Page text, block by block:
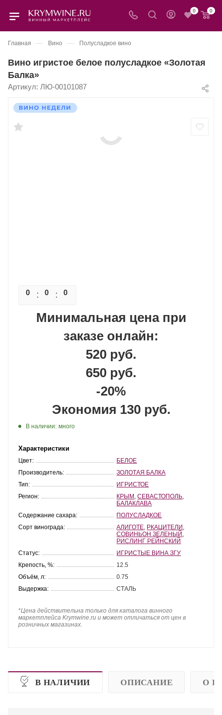
0 0
Главная — Вино — Полусладкое вино
Вино игристое белое полусладкое «Золотая
Балка»
Артикул: ЛЮ-00101087
0 0 0
Минимальная цена при
заказе онлайн:
520 руб.
650 руб.
-20%
Экономия 130 руб.
В наличии: много
Характеристики
Цвет:
БЕЛОЕ
Производитель:
ЗОЛОТАЯ БАЛКА
Тип:
ИГРИСТОЕ
Регион:
КРЫМ ,СЕВАСТОПОЛЬ
БАЛАКЛАВА
Содержание сахара:
ПОЛУСЛАДКОЕ
Сорт винограда:
АЛИГОТЕ РКАЦИТЕЛИ
СОВИНЬОН ЗЕЛЕНЫЙ
РИСЛИНГ РЕЙНСКИЙ
Статус:
ИГРИСТЫЕ ВИНА ЗГУ
Крепость, %:
12.5
Объём, л:
0.75
Выдержка:
СТАЛЬ
*Цена действительна только для каталога винного
маркетплейса Krymwine.ru и может отличаться от цен в
розничных магазинах.
В НАЛИЧИИ ОПИСАНИЕ О